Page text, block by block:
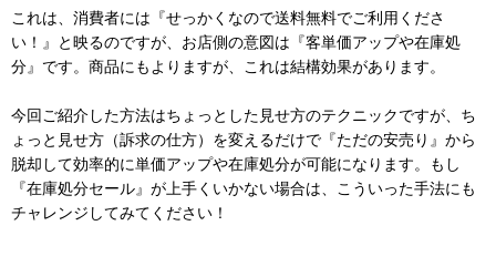
これは、消費者には『せっかくなので送料無料でご利用くださ
い！』と映るのですが、お店側の意図は『客単価アップや在庫処
分』です。商品にもよりますが、これは結構効果があります。
今回ご紹介した方法はちょっとした見せ方のテクニックですが、ち
ょっと見せ方（訴求の仕方）を変えるだけで『ただの安売り』から
脱却して効率的に単価アップや在庫処分が可能になります。もし
『在庫処分セール』が上手くいかない場合は、こういった手法にも
チャレンジしてみてください！